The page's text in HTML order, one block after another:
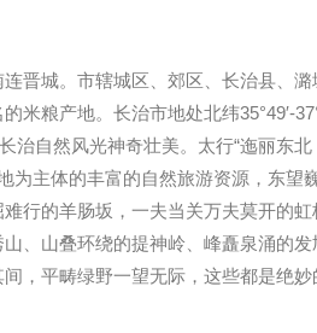
晋城。市辖城区、郊区、长治县、潞
粮产地。长治市地处北纬35°49′-
自然风光神奇壮美。太行“迤丽东北
为主体的丰富的自然旅游资源，东望
行的羊肠坂，一夫当关万夫莫开的虹
、山叠环绕的提神岭、峰矗泉涌的
，平畴绿野一望无际，这些都是绝妙